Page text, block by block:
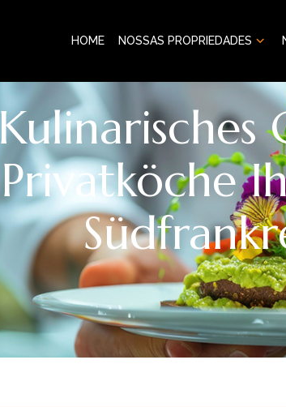
HOME NOSSAS PROPRIEDADES
Kulinarisches
Privatköche